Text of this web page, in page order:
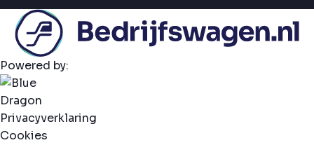
Powered by:
Privacyverklaring
Cookies